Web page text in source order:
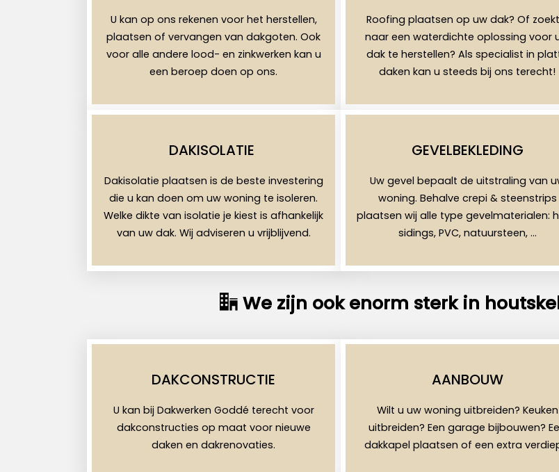
U kan op ons rekenen voor het herstellen,
plaatsen of vervangen van dakgoten. Ook
voor alle andere lood- en zinkwerken kan u
een beroep doen op ons.
Roofing plaatsen op uw dak? Of
naar een waterdichte oplossing voor
dak te herstellen? Als specialist in
daken kan u steeds bij ons terecht!
DAKISOLATIE
Dakisolatie plaatsen is de beste investering
die u kan doen om uw woning te isoleren.
Welke dikte van isolatie je kiest is afhankelijk
van uw dak. Wij adviseren u vrijblijvend.
GEVELBEKLEDING
Uw gevel bepaalt de uitstraling van
woning. Behalve crepi & steenstrips
plaatsen wij alle type gevelmaterialen:
sidings, PVC, natuursteen, …
We zijn ook enorm sterk in
DAKCONSTRUCTIE
U kan bij Dakwerken Goddé terecht voor
dakconstructies op maat voor nieuwe
daken en dakrenovaties.
AANBOUW
Wilt u uw woning uitbreiden? Keuken
uitbreiden? Een garage bijbouwen?
dakkapel plaatsen of een extra